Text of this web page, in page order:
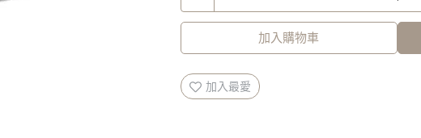
加入購物車
加入最愛